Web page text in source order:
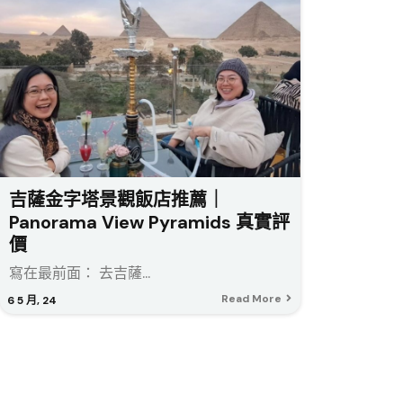
吉薩金字塔景觀飯店推薦｜
Panorama View Pyramids 真實評
價
65 月, 24
寫在最前面： 去吉薩...
Read More